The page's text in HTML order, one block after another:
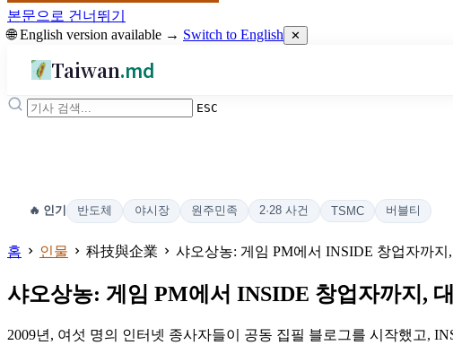
본문으로 건너뛰기
🌐 English version available → Switch to English ✕
Taiwan.md
ESC
🔥 인기 반도체 야시장 원주민족 2·28 사건 TSMC 버블티
홈 인물 科技與企業 샤오상농: 게임 PM에서 INSIDE 창업자까
샤오상농: 게임 PM에서 INSIDE 창업자까지,
2009년, 여섯 명의 인터넷 종사자들이 공동 집필 블로그를 시작했고,